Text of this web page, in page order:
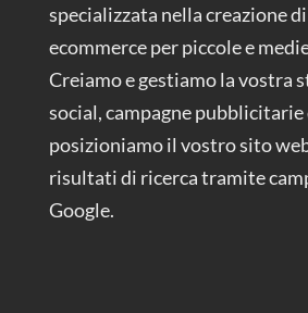
specializzata nella creazione
ecommerce per piccole e
Creiamo e gestiamo la vostra
social, campagne
posizioniamo il vostro sito
risultati di ricerca tramite
Google.